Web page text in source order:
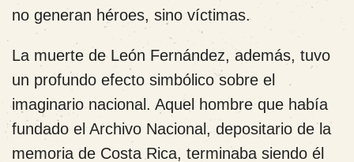
no generan héroes, sino víctimas.
La muerte de León Fernández, además, tuvo
un profundo efecto simbólico sobre el
imaginario nacional. Aquel hombre que había
fundado el Archivo Nacional, depositario de la
memoria de Costa Rica, terminaba siendo él